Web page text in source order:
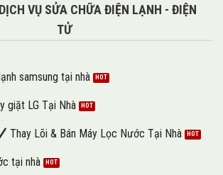
VỤ SỬA CHỮA ĐIỆN LẠNH - ĐIỆN
TỬ
samsung tại nhà
giặt LG Tại Nhà
Thay Lõi & Bán Máy Lọc Nước Tại Nhà
tại nhà